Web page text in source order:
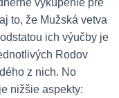
vykúpenie pre
to, že Mužská vetva
ich výučby je
Rodov
z nich. No
nižšie aspekty: